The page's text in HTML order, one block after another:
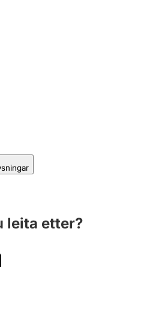
leita etter?